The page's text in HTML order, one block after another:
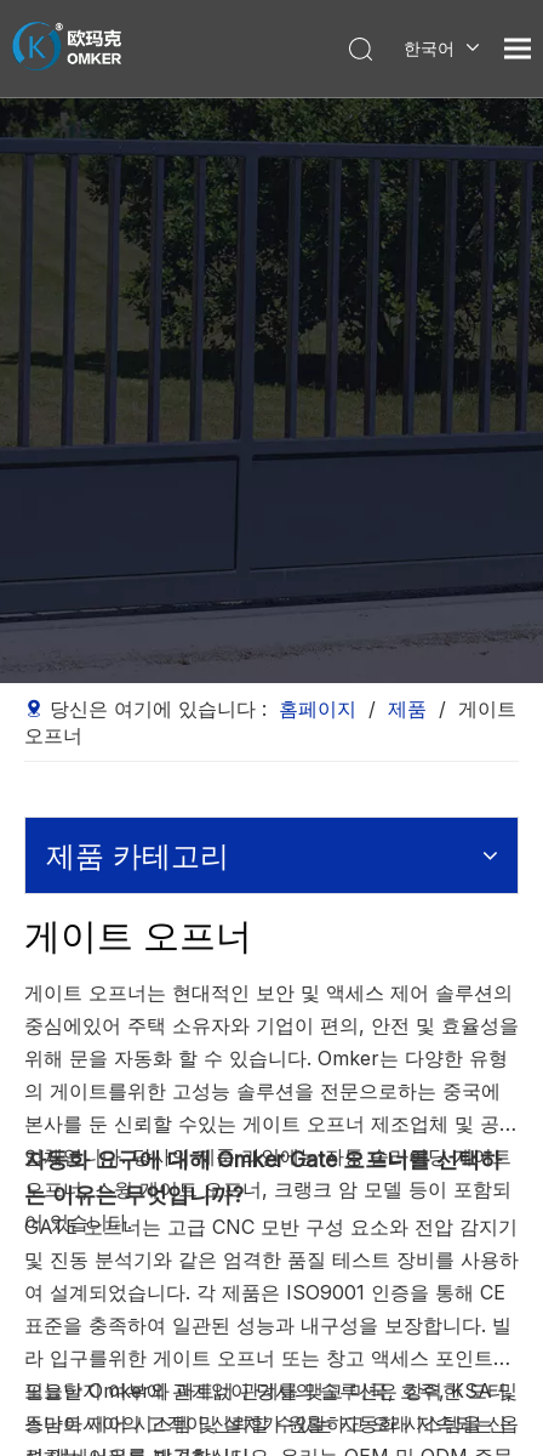
한국어
العربية
당신은 여기에 있습니다 : 홈페이지 / 제품 / 게이트
오프너
제품 카테고리
게이트 오프너
게이트 오프너는 현대적인 보안 및 액세스 제어 솔루션의
중심에있어 주택 소유자와 기업이 편의, 안전 및 효율성을
위해 문을 자동화 할 수 있습니다. Omker는 다양한 유형
의 게이트를위한 고성능 솔루션을 전문으로하는 중국에
본사를 둔 신뢰할 수있는 게이트 오프너 제조업체 및 공급
업체입니다. 당사의 제품 라인에는 자동 슬라이딩 게이트
오프너, 스윙 게이트 오프너, 크랭크 암 모델 등이 포함되
어 있습니다.
자동화 요구에 대해 Omker Gate 오프너를 선택하
는 이유는 무엇입니까?
GATE 오프너는 고급 CNC 모반 구성 요소와 전압 감지기
및 진동 분석기와 같은 엄격한 품질 테스트 장비를 사용하
여 설계되었습니다. 각 제품은 ISO9001 인증을 통해 CE
표준을 충족하여 일관된 성능과 내구성을 보장합니다. 빌
라 입구를위한 게이트 오프너 또는 창고 액세스 포인트가
필요한지 여부에 관계없이 당사의 솔루션은 강력한 모터,
스마트 제어 시스템 및 설치가 원활하고 오래 지속되는 옵
오늘날 Omker와 파트너 관계를 맺고 미국, 호주, KSA 및
동남아시아의 고객이 신뢰할 수있는 자동화 시스템을 신